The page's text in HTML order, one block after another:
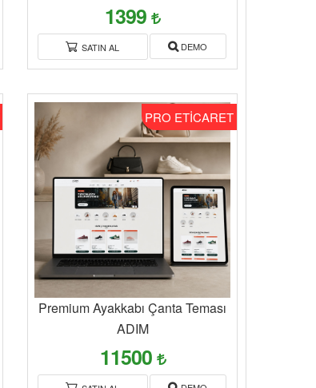
1399
SATIN AL DEMO
PRO ETİCARET
Premium Ayakkabı Çanta Teması
ADIM
11500